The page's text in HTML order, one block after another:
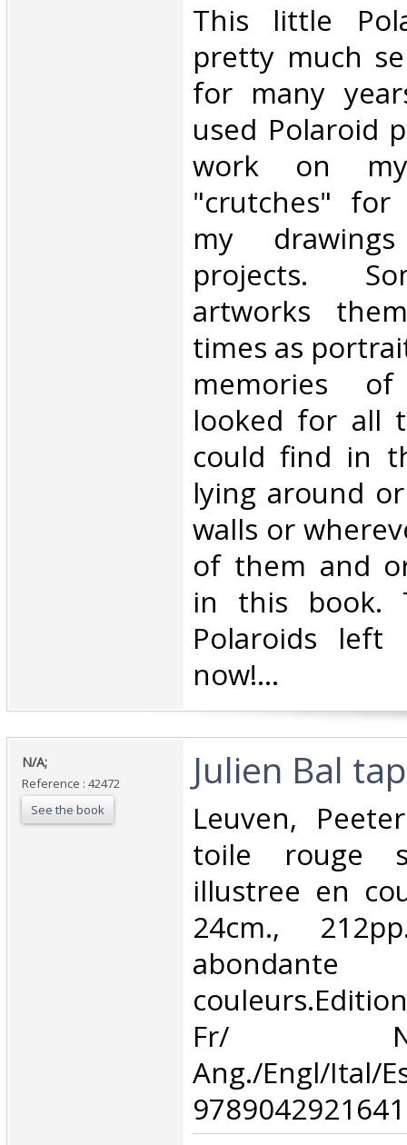
‎This little
pretty much
for many
used Polaroid
work on
"crutches" for
my
projects.
artworks
times as
memories
looked for all
could find in
lying around
walls or
of them and
in this book.
Polaroids
now!... ‎
‎N/A;‎
Reference : 42472
See the book
‎Julien Bal
‎Leuven,
toile rouge
illustree en
24cm.,
Fr/
Ang./Engl/Ital/